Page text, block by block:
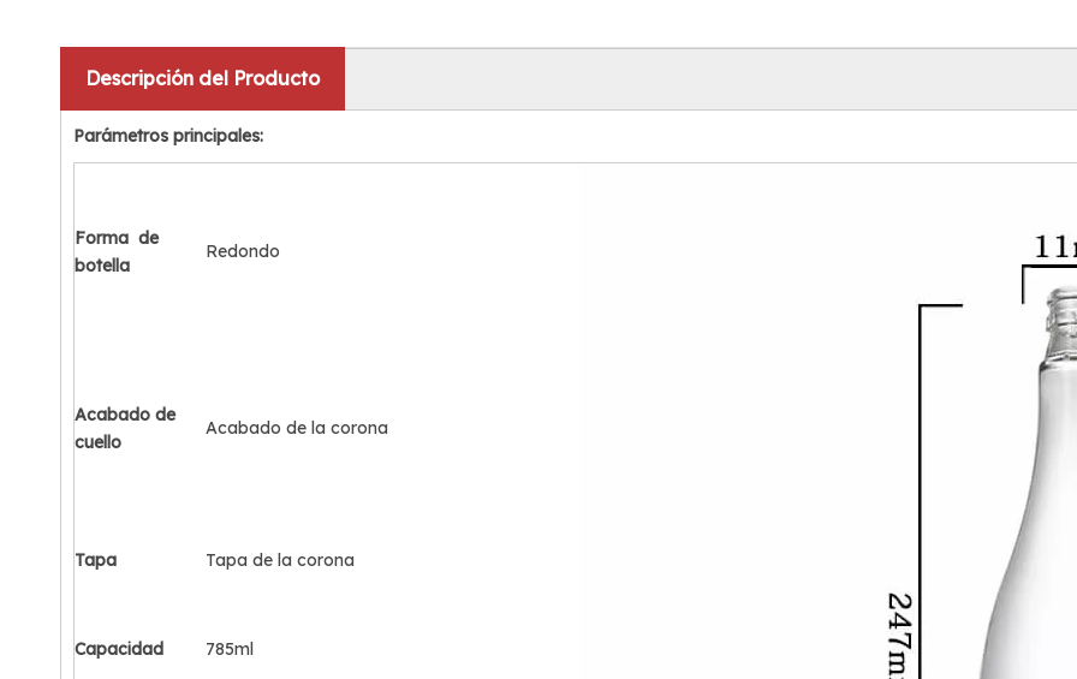
Descripción del Producto
Parámetros principales:
Forma de
botella
Redondo
Acabado de
cuello
Acabado de la corona
Tapa Tapa de la corona
Capacidad 785ml